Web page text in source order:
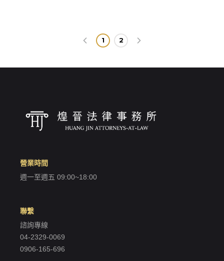
1 2
營業時間
週一至週五 09:00~18:00
聯繫
諮詢專線
04-2329-0069
0906-165-696